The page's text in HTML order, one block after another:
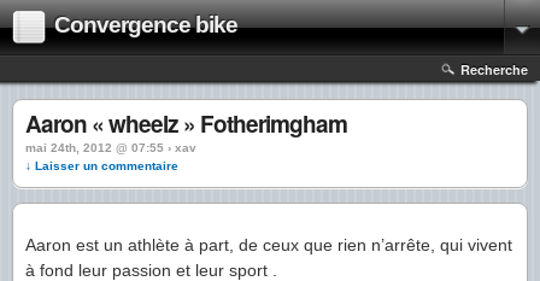
Convergence bike
Recherche
Aaron « wheelz » Fotherimgham
mai 24th, 2012 @ 07:55 › xav
↓ Laisser un commentaire
Aaron est un athlète à part, de ceux que rien n’arrête, qui vivent
à fond leur passion et leur sport .